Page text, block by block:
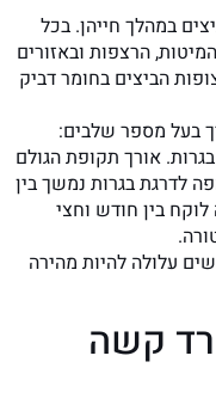
פשפשי המיטה מטילות עד 300 ביצים במהלך חייהן. בכל
הרצפות ובאזורים
הביצים בחומר דביק
בעל מספר שלבים:
אורך תקופת הגולם
לדרגת בגרות נמשך בין
בין חודש וחצי
עלולה להיות מהירה
קשה